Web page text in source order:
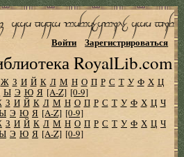
RoyalLib.com
Войти Зарегистрироваться
Ж З И Й К Л М Н О П Р С Т У Ф Х Ц
Ы Э Ю Я [A-Z] [0-9]
З И Й К Л М Н О П Р С Т У Ф Х Ц Ч
Э Ю Я [A-Z] [0-9]
З И Й К Л М Н О П Р С Т У Ф Х Ц Ч
Э Ю Я [A-Z] [0-9]